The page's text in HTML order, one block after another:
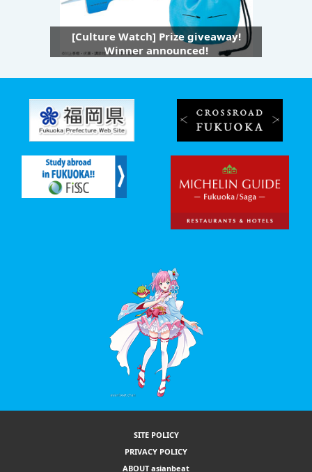
[Culture Watch] Prize giveaway!
Winner announced!
SITE POLICY
PRIVACY POLICY
ABOUT asianbeat